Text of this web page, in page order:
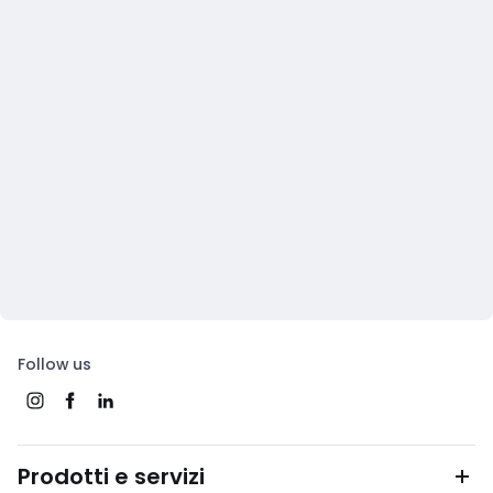
Follow us
Prodotti e servizi